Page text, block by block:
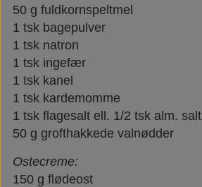
50 g fuldkornspeltmel
1 tsk bagepulver
1 tsk natron
1 tsk ingefær
1 tsk kanel
1 tsk kardemomme
1 tsk flagesalt ell. 1/2 tsk alm. salt
50 g grofthakkede valnødder
Ostecreme:
150 g flødeost